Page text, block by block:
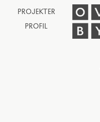
PROJEKTER
PROFIL